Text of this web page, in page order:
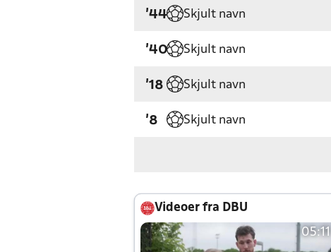
'44 Skjult navn
'40 Skjult navn
'18 Skjult navn
'8 Skjult navn
Videoer fra DBU
05:11